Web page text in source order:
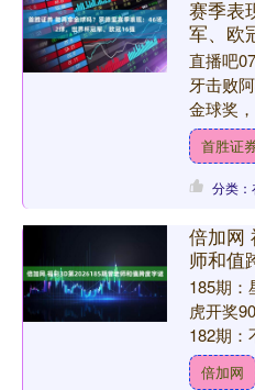
赛季表
军、欧
直播吧
牙击败
金球奖
候选。
德转数据
首胜证
分类
倍加网
师和值
185期：
虎开奖
182期：
潜移开
倍加网